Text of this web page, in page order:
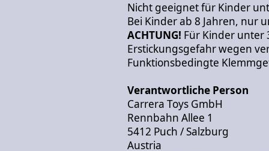
Nicht geeignet für Kinder
Bei Kinder ab 8 Jahren, nur
ACHTUNG! Für Kinder unter
Erstickungsgefahr wegen
Funktionsbedingte
Verantwortliche Person
Carrera Toys GmbH
Rennbahn Allee 1
5412 Puch / Salzburg
Austria